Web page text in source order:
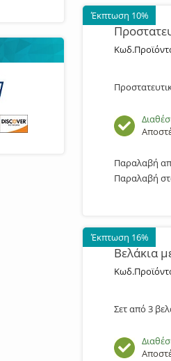
Έκπτωση 10%
Παραλαβή
Παραλαβή
Έκπτωση 16%
Βελάκια
Σετ από 3